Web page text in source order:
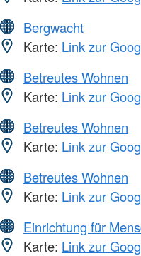
Bergwacht
Karte: Link zur
Betreutes Wohnen
Karte: Link zur
Betreutes Wohnen
Karte: Link zur
Betreutes Wohnen
Karte: Link zur
Einrichtung für
Karte: Link zur